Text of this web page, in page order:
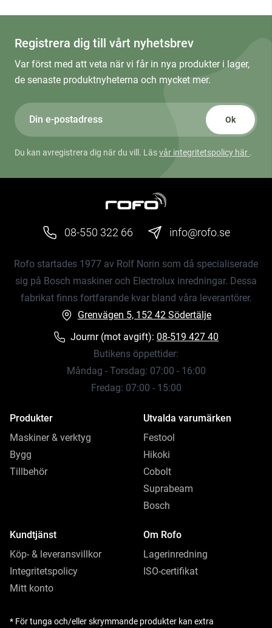
Registrera dig till vårt nyhetsbrev
Var först med att veta när vi får in nya produkter i lager,
de senaste produktnyheterna och mycket mer.
Ok
Du kan avregistrera dig när du vill. Läsvår integritetspolicy här .
08-550 322 66 info@rofo.se
Rofo startades 1977 av Rolf Norin som då specialiserade
sig på Bosch maskiner och Electrolux inredningar. Dessa
fabrikat finns fortfarande kvar bland våra leverantörer.
Grenvägen 5, 152 42 Södertälje
Journr (mot avgift): 08-519 427 40
Butikens öppettider:
Måndag - Torsdag: 07:00 - 16:00
Fredag: 07:00 - 15:00
Produkter
Maskiner & verktyg
Bygg
Tillbehör
Utvalda varumärken
Festool
Hikoki
Cobolt
Suprabeam
Bosch
Kundtjänst
Köp- & leveransvillkor
Integritetspolicy
Mitt konto
Om Rofo
Lagerinredning
ISO-certifikat
* För tunga och/eller skrymmande produkter kan extra